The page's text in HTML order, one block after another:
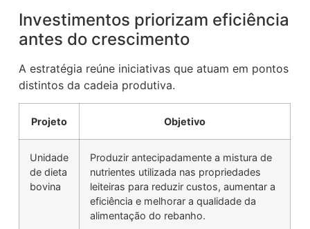
Investimentos priorizam eficiência
antes do crescimento
A estratégia reúne iniciativas que atuam em pontos
distintos da cadeia produtiva.
Projeto Objetivo
Unidade
de dieta
bovina
Produzir antecipadamente a mistura de
nutrientes utilizada nas propriedades
leiteiras para reduzir custos, aumentar a
eficiência e melhorar a qualidade da
alimentação do rebanho.